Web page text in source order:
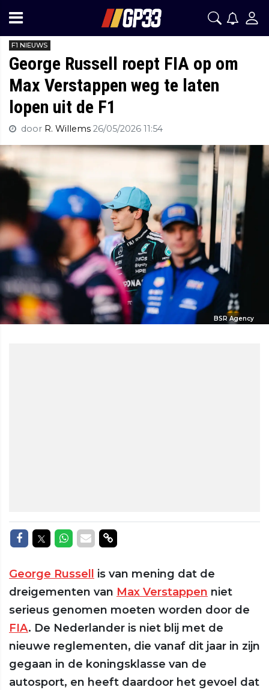
F1 NIEUWS
George Russell roept FIA op om
Max Verstappen weg te laten
lopen uit de F1
door R. Willems 26/05/2026 11:54
BSR Agency
Delen op Facebook
Delen op Twitter
Delen op Whatsapp
Delen via Mail
Delen via link
George Russell is van mening dat de
dreigementen van Max Verstappen niet
serieus genomen moeten worden door de
FIA. De Nederlander is niet blij met de
nieuwe reglementen, die vanaf dit jaar in zijn
gegaan in de koningsklasse van de
autosport, en heeft daardoor het gevoel dat